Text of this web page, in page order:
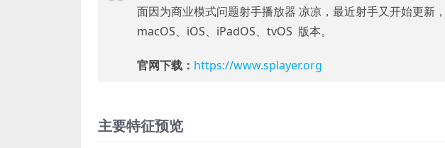
面因为商业模式问题射手播放器 凉凉，最近射手又开始更新
macOS、iOS、iPadOS、tvOS 版本。
官网下载： https://www.splayer.org
主要特征预览